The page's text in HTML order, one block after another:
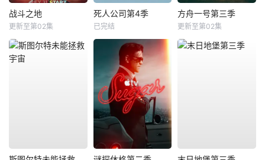
战斗之地
更新至第02集
死人公司第4季
已完结
方舟一号第三季
更新至第02集